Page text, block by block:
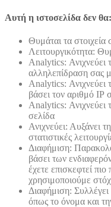
Αυτή η ιστοσελίδα δεν θα:
Θυμάται τα στοιχεία
Λειτουργικότητα:
Analytics: Ανιχνεύει
αλληλεπίδραση σας
Analytics: Ανιχνεύει
βάσει τον αριθμό ΙΡ
Analytics: Ανιχνεύει
σελίδα
Ανιχνεύει: Αυξάνει
στατιστικές
Διαφήμιση:
βάσει των
έχετε επισκεφτεί
χρησιμοποιούμε
Διαφήμιση: Συλλέγει
όπως το όνομα και